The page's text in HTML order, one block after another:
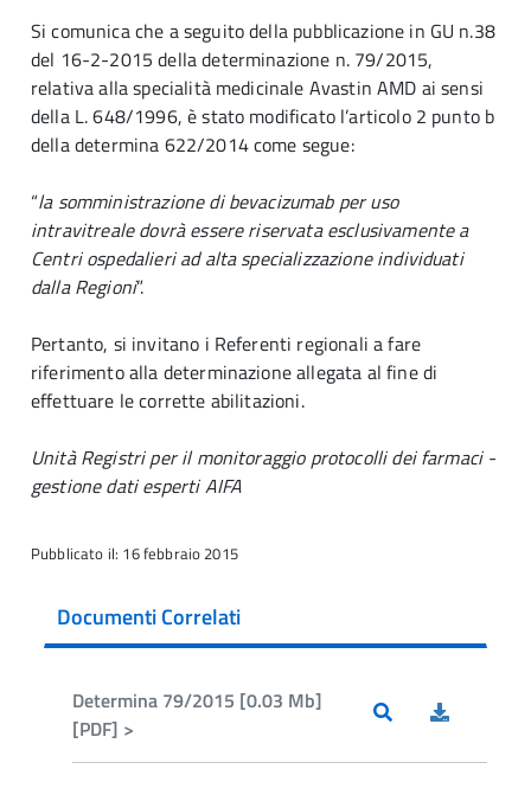
Si comunica che a seguito della pubblicazione in GU n.38
del 16-2-2015 della determinazione n. 79/2015,
relativa alla specialità medicinale Avastin AMD ai sensi
della L. 648/1996, è stato modificato l’articolo 2 punto b
della determina 622/2014 come segue:
“la somministrazione di bevacizumab per uso
intravitreale dovrà essere riservata esclusivamente a
Centri ospedalieri ad alta specializzazione individuati
dalla Regioni”.
Pertanto, si invitano i Referenti regionali a fare
riferimento alla determinazione allegata al fine di
effettuare le corrette abilitazioni.
Unità Registri per il monitoraggio protocolli dei farmaci -
gestione dati esperti AIFA
Pubblicato il: 16 febbraio 2015
Documenti Correlati
Determina 79/2015 [0.03 Mb]
[PDF] >